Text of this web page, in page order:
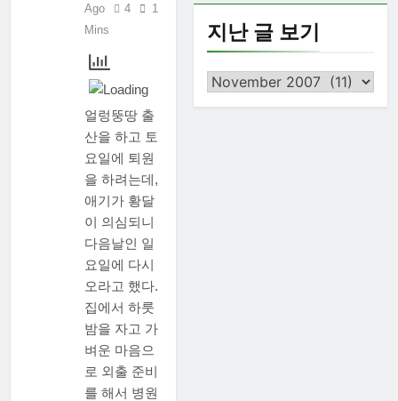
Ago
4
1
Mins
얼렁뚱땅 출
산을 하고 토
요일에 퇴원
을 하려는데,
애기가 황달
이 의심되니
다음날인 일
요일에 다시
오라고 했다.
집에서 하룻
밤을 자고 가
벼운 마음으
로 외출 준비
를 해서 병원
지난 글 보기
지